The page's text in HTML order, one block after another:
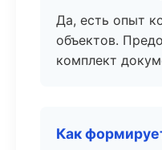
Да, есть опыт
объектов.
комплект
Как